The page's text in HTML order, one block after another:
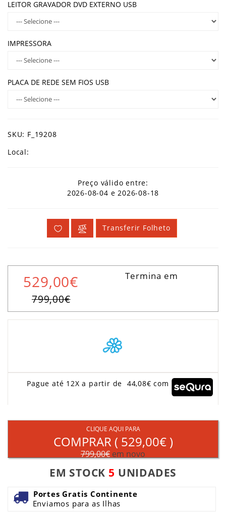
LEITOR GRAVADOR DVD EXTERNO USB
IMPRESSORA
PLACA DE REDE SEM FIOS USB
SKU: F_19208
Local:
Preço válido entre:
2026-08-04 e 2026-08-18
Transferir Folheto
529,00€
799,00€
Termina em
Pague até 12X a partir de 44,08€ com
CLIQUE AQUI PARA
COMPRAR ( 529,00€)
799,00€ em novo
EM STOCK 5 UNIDADES
Portes Gratis Continente
Enviamos para as Ilhas